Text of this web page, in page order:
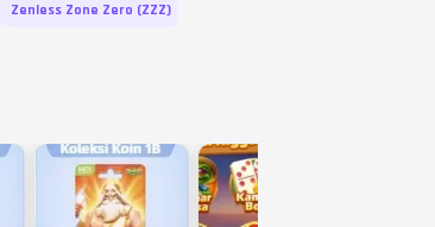
Zenless Zone Zero (ZZZ)